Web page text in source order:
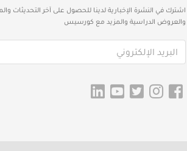
اشترك في النشرة الإخبارية لدينا للحصول على آخر التحديثات
والعروض الدراسية والمزيد مع كورسيس